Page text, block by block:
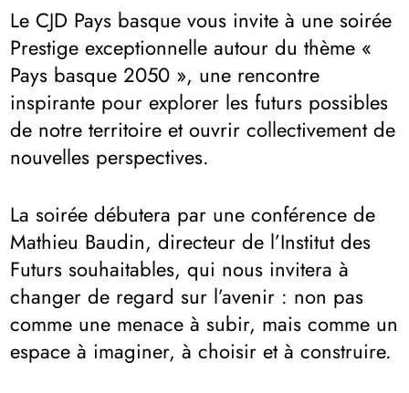
Le CJD Pays basque vous invite à une soirée
Prestige exceptionnelle autour du thème «
Pays basque 2050 », une rencontre
inspirante pour explorer les futurs possibles
de notre territoire et ouvrir collectivement de
nouvelles perspectives.
La soirée débutera par une conférence de
Mathieu Baudin, directeur de l’Institut des
Futurs souhaitables, qui nous invitera à
changer de regard sur l’avenir : non pas
comme une menace à subir, mais comme un
espace à imaginer, à choisir et à construire.